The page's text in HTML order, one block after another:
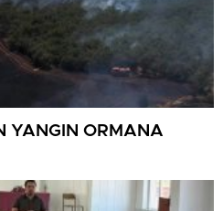
YANGIN ORMANA